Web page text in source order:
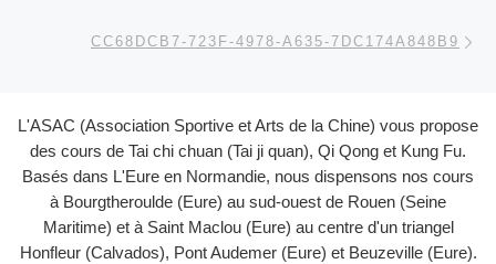
CC68DCB7-723F-4978-A635-7DC174A848B9
L'ASAC (Association Sportive et Arts de la Chine) vous propose
des cours de Tai chi chuan (Tai ji quan), Qi Qong et Kung Fu.
Basés dans L'Eure en Normandie, nous dispensons nos cours
à Bourgtheroulde (Eure) au sud-ouest de Rouen (Seine
Maritime) et à Saint Maclou (Eure) au centre d'un triangel
Honfleur (Calvados), Pont Audemer (Eure) et Beuzeville (Eure).